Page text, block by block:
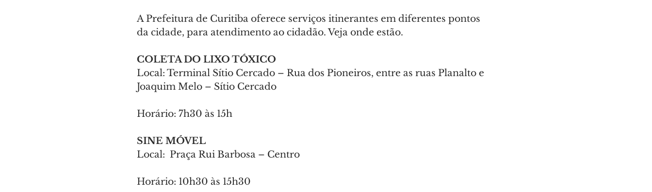
A Prefeitura de Curitiba oferece serviços itinerantes em diferentes pontos
da cidade, para atendimento ao cidadão. Veja onde estão.
COLETA DO LIXO TÓXICO
Local: Terminal Sítio Cercado – Rua dos Pioneiros, entre as ruas Planalto e
Joaquim Melo – Sítio Cercado
Horário: 7h30 às 15h
SINE MÓVEL
Local:  Praça Rui Barbosa – Centro
Horário: 10h30 às 15h30